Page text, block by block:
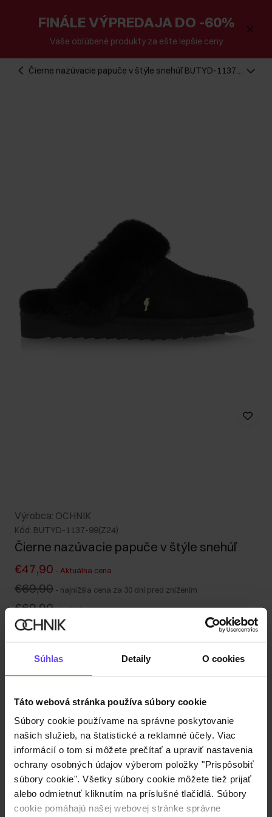
Súhlas Detaily O cookies
Táto webová stránka používa súbory cookie
Súbory cookie používame na správne poskytovanie
našich služieb, na štatistické a reklamné účely. Viac
informácií o tom si môžete prečítať a upraviť nastavenia
ochrany osobných údajov výberom položky "Prispôsobiť
súbory cookie". Všetky súbory cookie môžete tiež prijať
alebo odmietnuť kliknutím na príslušné tlačidlá. Súbory
cookie pomáhajú našej webovej stránke správne
FINÁLE VÝPREDAJA DO -60%
Vaše obľúbené produkty za ešte lepšie ceny
Čierne nazúvacie papuče v štýle snehúľ BUTYD-1137-
Výrobca: OCHNIK
Kód: BUTYD-1137-99(Z24)
Čierne nazúvacie papuče v štýle snehúľ
€47,90 - Aktuálna cena
€69,90 - najnižšia cena za 30 dní pred znížením
€69,90-bežná cena
Vyberte veľkosť
Popis produktu
Detaily
Zloženie a rozmery
Recenzie